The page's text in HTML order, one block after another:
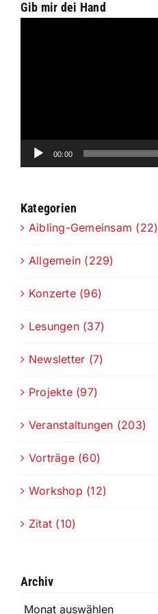
Gib mir dei Hand
00:00
Kategorien
Aibling-Gemeinsam (22)
Allgemein (229)
Konzerte (96)
Lesungen (37)
Newsletter (7)
Projekte (97)
Veranstaltungen (203)
Vorträge (60)
Workshop (12)
Zitat (10)
Archiv